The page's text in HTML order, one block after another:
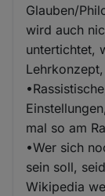
Glauben/
wird auch
untertichtet,
mal so am
•Wer sich
sein soll,
Wikipedia